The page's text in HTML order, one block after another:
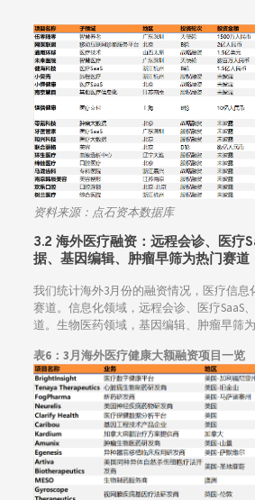
资料来源：点石资本数据库
3.2 海外医疗融资： 远程会诊、医疗
据、基因编辑、肿瘤早筛为热门赛道
我们统计海外3月份的融资情况，医疗信息
赛道。信息化领域，远程会诊、医疗SaaS
道。生物医药领域，基因编辑、肿瘤早筛为
表6：3月海外医疗健康大额融资项目一览